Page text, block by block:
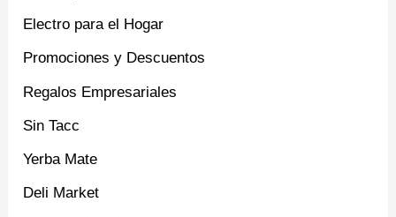
Electro para el Hogar
Promociones y Descuentos
Regalos Empresariales
Sin Tacc
Yerba Mate
Deli Market